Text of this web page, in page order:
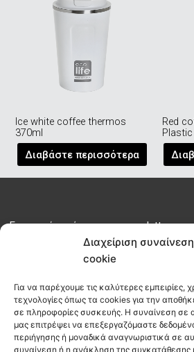
Διαχείριση
cookie
Για να παρέχουμε τις καλύτερες εμπειρίες,
τεχνολογίες όπως τα cookies για την
σε πληροφορίες συσκευής. Η συναίνεση σε
μας επιτρέψει να επεξεργαζόμαστε
περιήγησης ή μοναδικά αναγνωριστικά σε
συναίνεση ή η ανάκληση της συγκατάθεσης
Ice white coffee thermos
370ml
Διαβάστε περισσότερα
Red
Εγγραφείτε σήμερα στο newsletter μας
του habit πριν από